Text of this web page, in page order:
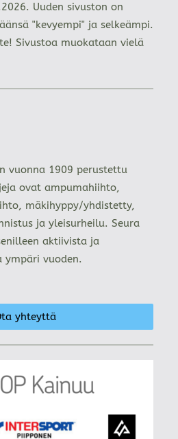
Uuden sivuston on
"kevyempi" ja selkeämpi.
Sivustoa muokataan vielä
vuonna 1909 perustettu
ovat ampumahiihto,
mäkihyppy/yhdistetty,
ja yleisurheilu. Seura
aktiivista ja
vuoden.
yhteyttä